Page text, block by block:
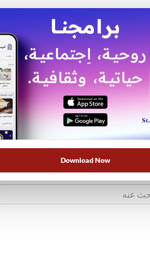
Download Now
الأكثر